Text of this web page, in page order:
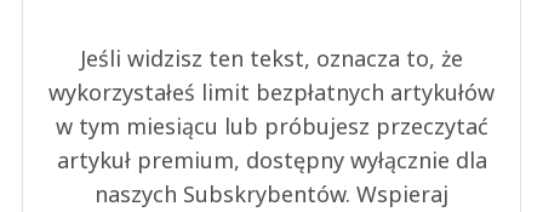
Jeśli widzisz ten tekst, oznacza to, że
wykorzystałeś limit bezpłatnych artykułów
w tym miesiącu lub próbujesz przeczytać
artykuł premium, dostępny wyłącznie dla
naszych Subskrybentów. Wspieraj